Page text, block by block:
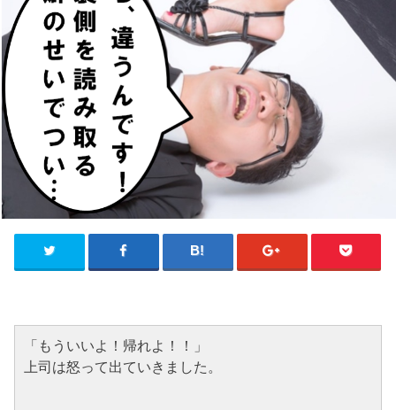
「もういいよ！帰れよ！！」
上司は怒って出ていきました。